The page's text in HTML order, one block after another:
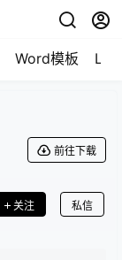
Word模板
前往下载
关注 私信